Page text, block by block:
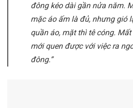
đông kéo dài gần nửa năm.
mặc áo ấm là đủ, nhưng gió
quần áo, mặt thì tê cóng.
mới quen được với việc ra
đông.”